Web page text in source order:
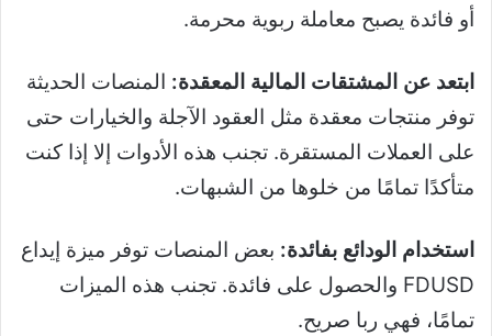
أو فائدة يصبح معاملة ربوية محرمة.
ابتعد عن المشتقات المالية المعقدة: المنصات الحديثة
توفر منتجات معقدة مثل العقود الآجلة والخيارات حتى
على العملات المستقرة. تجنب هذه الأدوات إلا إذا كنت
متأكدًا تمامًا من خلوها من الشبهات.
استخدام الودائع بفائدة: بعض المنصات توفر ميزة إيداع
FDUSD والحصول على فائدة. تجنب هذه الميزات
تمامًا، فهي ربا صريح.